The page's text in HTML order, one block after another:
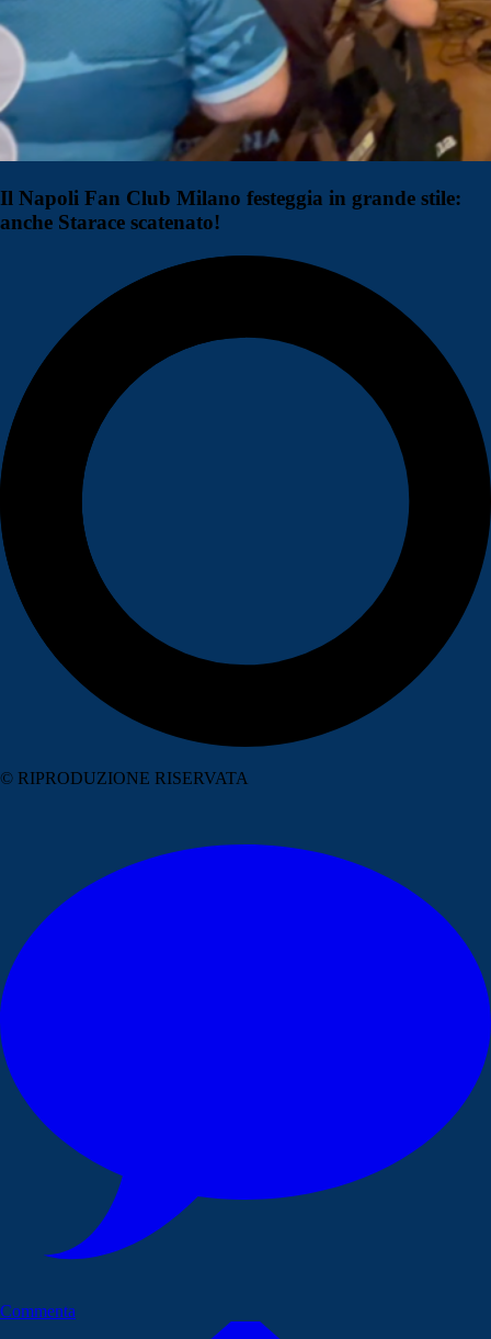
Il Napoli Fan Club Milano festeggia in grande stile:
anche Starace scatenato!
© RIPRODUZIONE RISERVATA
Commenta